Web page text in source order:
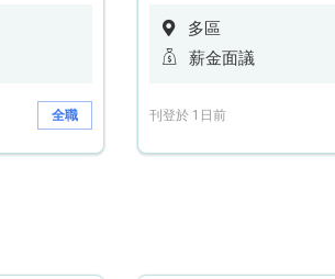
全職
多區
薪金面議
刊登於 1日前